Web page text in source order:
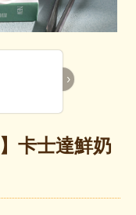
›
卡士達鮮奶